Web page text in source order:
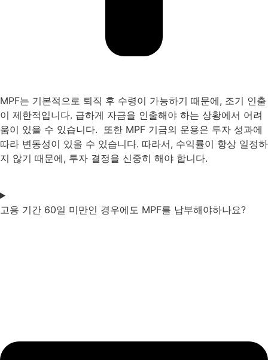
MPF는 기본적으로 퇴직 후 수령이 가능하기 때문에, 조기 인출
이 제한적입니다. 급하게 자금을 인출해야 하는 상황에서 어려
움이 있을 수 있습니다. 또한 MPF 기금의 운용은 투자 성과에
따라 변동성이 있을 수 있습니다. 따라서, 수익률이 항상 일정하
지 않기 때문에, 투자 결정을 신중히 해야 합니다.
고용 기간 60일 미만인 경우에도 MPF를 납부해야하나요?